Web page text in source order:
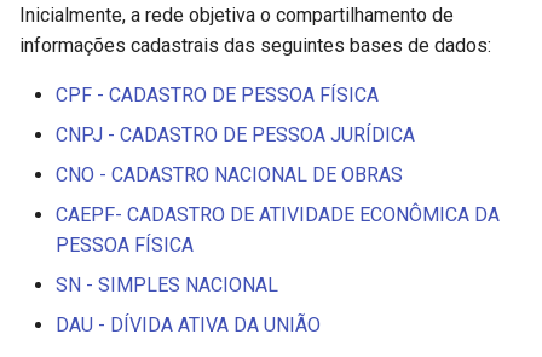
n
d
Inicialmente, a rede objetiva o compartilhamento de
informações cadastrais das seguintes bases de dados:
CPF - CADASTRO DE PESSOA FÍSICA
CNPJ - CADASTRO DE PESSOA JURÍDICA
CNO - CADASTRO NACIONAL DE OBRAS
CAEPF- CADASTRO DE ATIVIDADE ECONÔMICA DA
PESSOA FÍSICA
SN - SIMPLES NACIONAL
DAU - DÍVIDA ATIVA DA UNIÃO